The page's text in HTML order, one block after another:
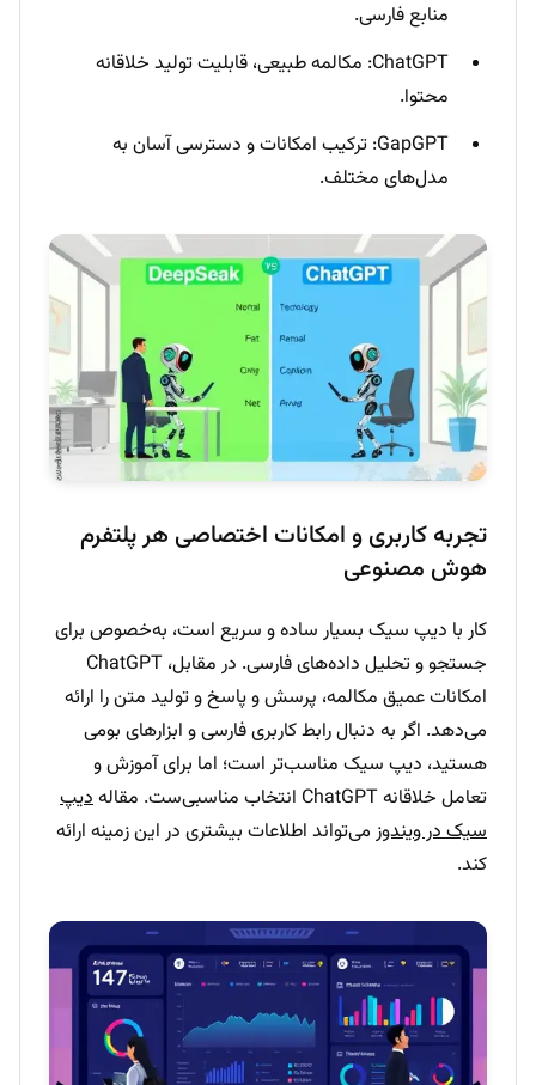
منابع فارسی.
ChatGPT: مکالمه طبیعی، قابلیت تولید خلاقانه
محتوا.
GapGPT: ترکیب امکانات و دسترسی آسان به
مدل‌های مختلف.
تجربه کاربری و امکانات اختصاصی هر پلتفرم
هوش مصنوعی
کار با دیپ سیک بسیار ساده و سریع است، به‌خصوص برای
جستجو و تحلیل داده‌های فارسی. در مقابل، ChatGPT
امکانات عمیق مکالمه، پرسش و پاسخ و تولید متن را ارائه
می‌دهد. اگر به دنبال رابط کاربری فارسی و ابزارهای بومی
هستید، دیپ سیک مناسب‌تر است؛ اما برای آموزش و
تعامل خلاقانه ChatGPT انتخاب مناسبی‌ست. مقاله
دیپ
سیک در ویندوز می‌تواند اطلاعات بیشتری در این زمینه ارائه
کند.